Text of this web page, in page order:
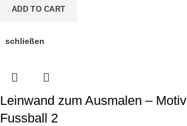
ADD TO CART
schließen
Leinwand zum Ausmalen – Motiv
Fussball 2